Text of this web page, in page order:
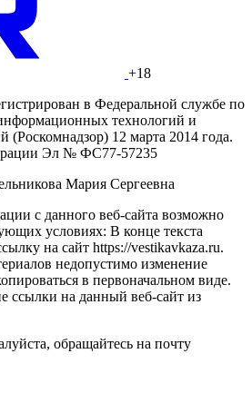
+18
в Федеральной службе по
технологий и
(Роскомнадзор) 12 марта 2014 года.
Эл № ФС77-57235
Мария Сергеевна
с данного веб-сайта возможно
условиях: В конце текста
на сайт https://vestikavkaza.ru.
недопустимо изменение
в первоначальном виде.
ссылки на данный веб-сайт из
обращайтесь на почту